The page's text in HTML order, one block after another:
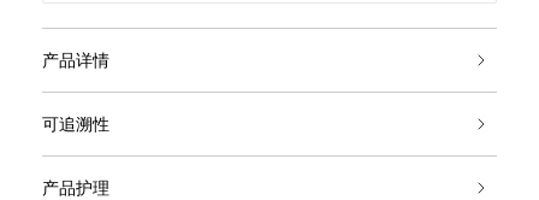
产品详情
可追溯性
产品护理